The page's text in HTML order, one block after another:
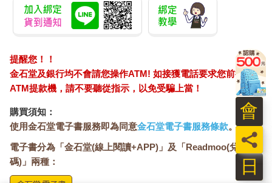
提醒您！！
金石堂及銀行均不會請您操作ATM! 如接獲電話要求您前往
ATM提款機，請不要聽從指示，以免受騙上當！
購買須知：
使用金石堂電子書服務即為同意金石堂電子書服務條款。
電子書分為「金石堂(線上閱讀+APP)」及「Readmoo(兌換
碼)」兩種：
日
員
會